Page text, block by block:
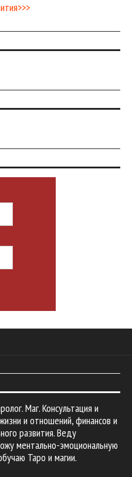
Маг. Консультация и
и отношений, финансов и
развития. Веду
ментально-эмоциональную
Таро и магии.